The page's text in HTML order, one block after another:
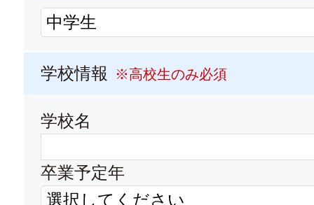
大学パンフレット 大学
大学パンフレット 大学
学校情報 ※高校生のみ必須
学校名
卒業予定年